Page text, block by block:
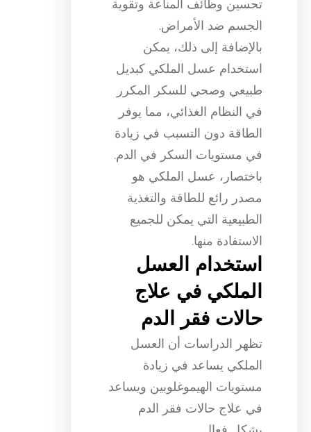
تحسين وظائف المناعة وتقوية
الجسم ضد الأمراض.
بالإضافة إلى ذلك، يمكن
استخدام عسل الملكي كبديل
طبيعي وصحي للسكر المكرر
في النظام الغذائي، مما يوفر
الطاقة دون التسبب في زيادة
في مستويات السكر في الدم.
باختصار، عسل الملكي هو
مصدر رائع للطاقة والتغذية
الطبيعية التي يمكن للجميع
الاستفادة منها.
استخدام العسل
الملكي في علاج
حالات فقر الدم
تظهر الدراسات أن العسل
الملكي يساعد في زيادة
مستويات الهيموغلوبين ويساعد
في علاج حالات فقر الدم